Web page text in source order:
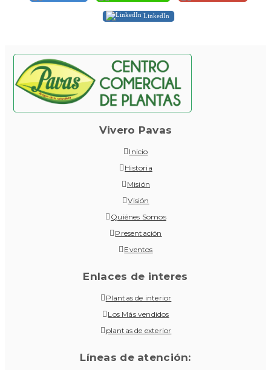
LinkedIn
Vivero Pavas
Inicio
Historia
Misión
Visión
Quiénes Somos
Presentación
Eventos
Enlaces de interes
Plantas de interior
Los Más vendidos
plantas de exterior
Líneas de atención: